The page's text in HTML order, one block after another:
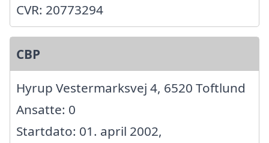
CVR: 20773294
CBP
Hyrup Vestermarksvej 4, 6520 Toftlund
Ansatte: 0
Startdato: 01. april 2002,